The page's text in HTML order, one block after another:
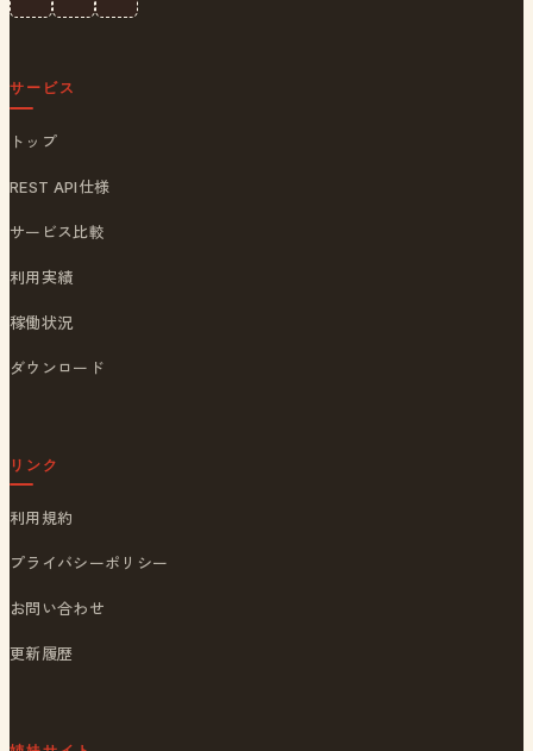
サービス
トップ
REST API仕様
サービス比較
利用実績
稼働状況
ダウンロード
リンク
利用規約
プライバシーポリシー
お問い合わせ
更新履歴